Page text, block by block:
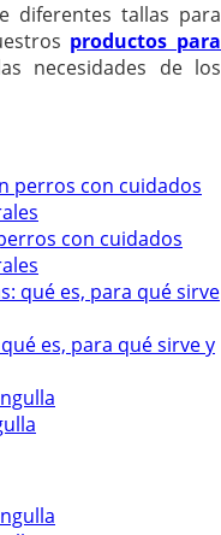
diferentes tallas para
productos para
necesidades de los
con cuidados
es, para qué sirve y